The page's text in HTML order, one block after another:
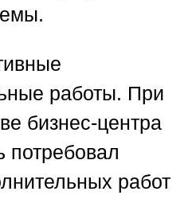
работы. При
бизнес-центра
потребовал
работ